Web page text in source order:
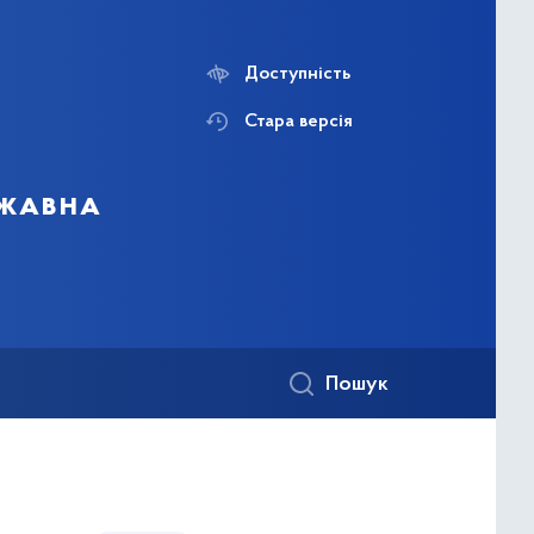
Доступність
Стара версія
Пошук